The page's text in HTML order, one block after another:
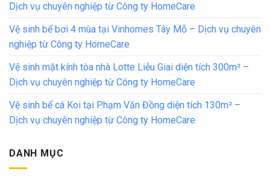
Dịch vụ chuyên nghiệp từ Công ty HomeCare
Vệ sinh bể bơi 4 mùa tại Vinhomes Tây Mỗ – Dịch vụ chuyên
nghiệp từ Công ty HomeCare
Vệ sinh mặt kính tòa nhà Lotte Liễu Giai diện tích 300m² –
Dịch vụ chuyên nghiệp từ Công ty HomeCare
Vệ sinh bể cá Koi tại Phạm Văn Đồng diện tích 130m² –
Dịch vụ chuyên nghiệp từ Công ty HomeCare
DANH MỤC